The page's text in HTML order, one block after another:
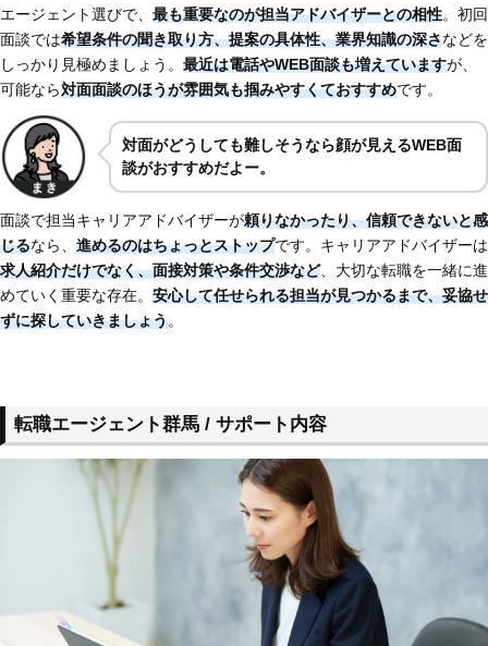
エージェント選びで、 最も重要なのが担当アドバイザーとの相性。初回
面談では希望条件の聞き取り方、提案の具体性、業界知識の深さなどを
しっかり見極めましょう。 最近は電話やWEB面談も増えていますが、
可能なら対面面談のほうが雰囲気も掴みやすくておすすめです。
対面がどうしても難しそうなら顔が見えるWEB面
談がおすすめだよー。
面談で担当キャリアアドバイザーが頼りなかったり、信頼できないと感
じるなら、 進めるのはちょっとストップです。キャリアアドバイザーは
求人紹介だけでなく、面接対策や条件交渉など、大切な転職を一緒に進
めていく重要な存在。 安心して任せられる担当が見つかるまで、妥協せ
ずに探していきましょう。
転職エージェント群馬 / サポート内容